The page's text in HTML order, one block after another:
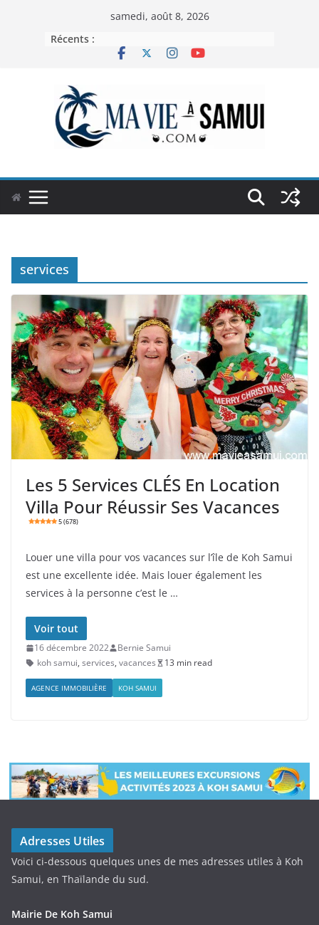
samedi, août 8, 2026
Récents :
services
Les 5 Services CLÉS En Location
Villa Pour Réussir Ses Vacances
5 (678)
Louer une villa pour vos vacances sur l’île de Koh Samui
est une excellente idée. Mais louer également les
services à la personne c’est le …
Voir tout
16 décembre 2022
Bernie Samui
koh samui, services, vacances 13 min read
AGENCE IMMOBILIÈRE KOH SAMUI
Adresses Utiles
Voici ci-dessous quelques unes de mes adresses utiles à Koh
Samui, en Thaïlande du sud.
Mairie De Koh Samui